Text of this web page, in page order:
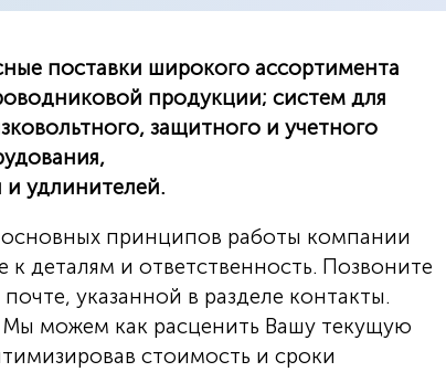
поставки широкого ассортимента
продукции; систем для
защитного и учетного
и удлинителей.
принципов работы компании
деталям и ответственность. Позвоните
указанной в разделе контакты.
Мы можем как расценить Вашу текущую
стоимость и сроки